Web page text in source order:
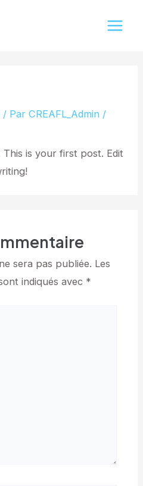
/ ParCREAFL_Admin /
This is your first post. Edit
sera pas publiée. Les
indiqués avec *